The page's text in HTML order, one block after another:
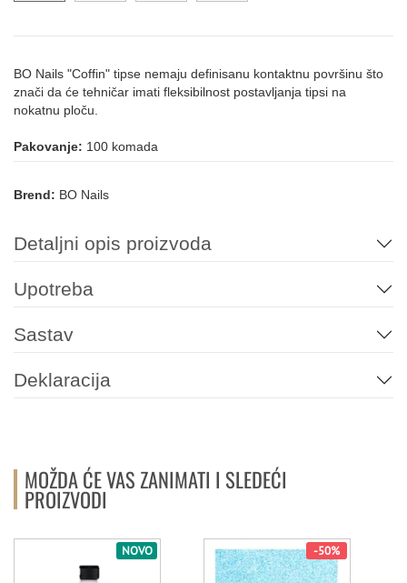
BO Nails "Coffin" tipse nemaju definisanu kontaktnu površinu što
znači da će tehničar imati fleksibilnost postavljanja tipsi na
nokatnu ploču.
Pakovanje: 100 komada
Brend: BO Nails
Detaljni opis proizvoda
Upotreba
Sastav
Deklaracija
MOŽDA ĆE VAS ZANIMATI I SLEDEĆI
PROIZVODI
NOVO -50%